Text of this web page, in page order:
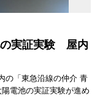
の実証実験 屋内
の「東急沿線の仲介 青
電池の実証実験が進め